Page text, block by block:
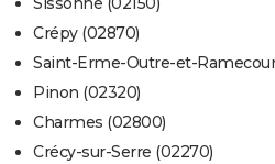
Crépy (02870)
Saint-Erme-Outre-et-
Pinon (02320)
Charmes (02800)
Crécy-sur-Serre (02270)